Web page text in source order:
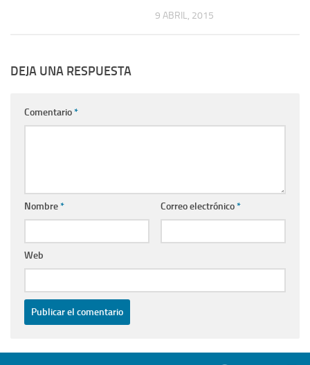
9 ABRIL, 2015
DEJA UNA RESPUESTA
Comentario*
Nombre* Correo electrónico*
Web